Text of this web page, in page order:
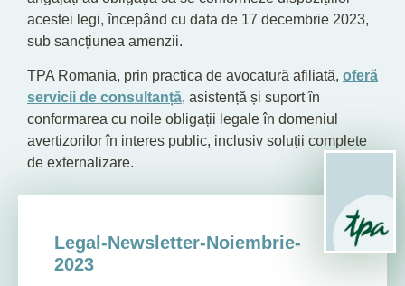
acestei legi, începând cu data de 17 decembrie 2023,
sub sancțiunea amenzii.
TPA Romania, prin practica de avocatură afiliată, oferă
servicii de consultanță, asistență și suport în
conformarea cu noile obligații legale în domeniul
avertizorilor în interes public, inclusiv soluții complete
de externalizare.
Legal-Newsletter-Noiembrie-
2023